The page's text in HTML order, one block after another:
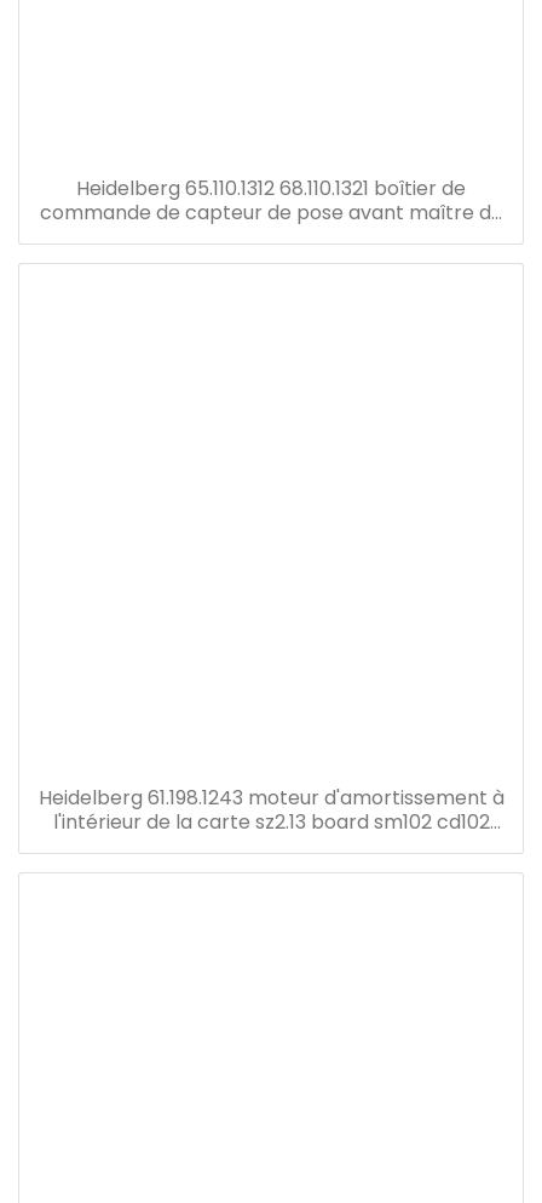
Heidelberg 65.110.1312 68.110.1321 boîtier de
commande de capteur de pose avant maître de
Heidelberg 61.198.1243 moteur d'amortissement à
l'intérieur de la carte sz2.13 board sm102 cd102